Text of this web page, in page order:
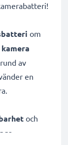
om
av
en
och